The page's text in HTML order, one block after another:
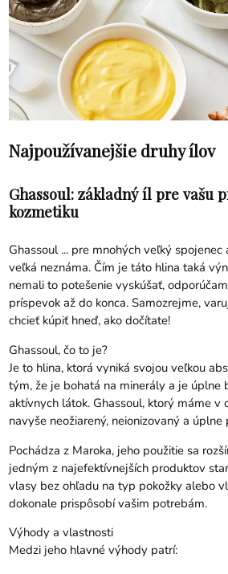
Najpoužívanejšie druhy ílov
Ghassoul: základný íl pre vašu
kozmetiku
Ghassoul ... pre mnohých veľký
veľká neznáma. Čím je táto hlina taká
nemali to potešenie vyskúšať,
príspevok až do konca. Samozrejme,
chcieť kúpiť hneď, ako dočítate!
Ghassoul, čo to je?
Je to hlina, ktorá vyniká svojou veľkou
tým, že je bohatá na minerály a je úplne
aktívnych látok. Ghassoul, ktorý máme v
navyše neožiarený, neionizovaný a úplne
Pochádza z Maroka, jeho použitie sa
jedným z najefektívnejších produktov
vlasy bez ohľadu na typ pokožky alebo
dokonale prispôsobí vašim potrebám.
Výhody a vlastnosti
Medzi jeho hlavné výhody patrí: